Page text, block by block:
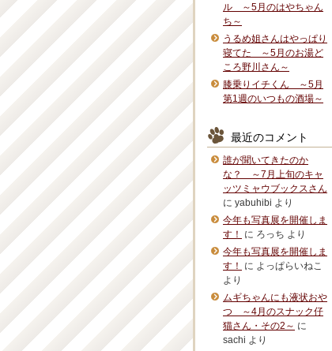
ル ～5月のはやちゃん
ち～
うるめ姐さんはやっぱり
寝てた ～5月のお湯ど
ころ野川さん～
膝乗りイチくん ～5月
第1週のいつもの酒場～
最近のコメント
誰が聞いてきたのか
な？ ～7月上旬のキャ
ッツミャウブックスさん
に yabuhibi より
今年も写真展を開催しま
す！
に ろっち より
今年も写真展を開催しま
す！
に よっぱらいねこ
より
ムギちゃんにも液状おや
つ ～4月のスナック仔
猫さん・その2～ に
sachi より